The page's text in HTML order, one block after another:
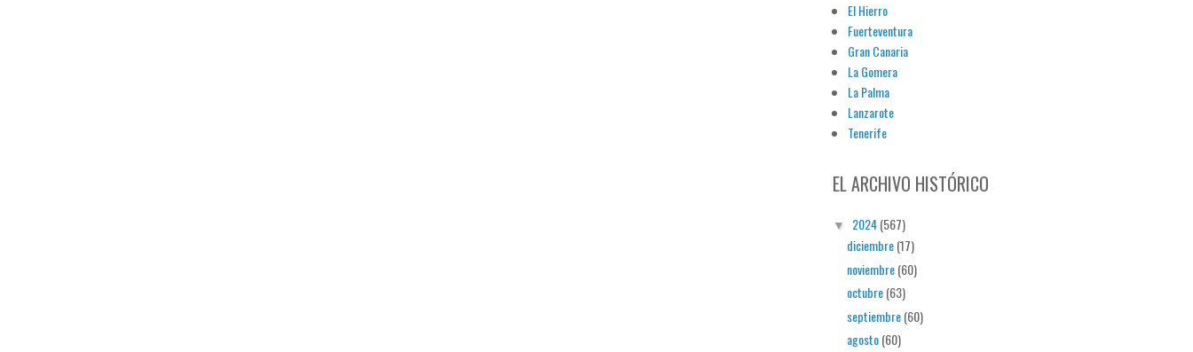
El Hierro
Fuerteventura
Gran Canaria
La Gomera
La Palma
Lanzarote
Tenerife
EL ARCHIVO HISTÓRICO
▼ 2024(567)
diciembre(17)
noviembre(60)
octubre(63)
septiembre(60)
agosto(60)